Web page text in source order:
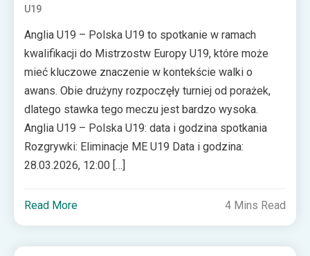
U19
Anglia U19 – Polska U19 to spotkanie w ramach
kwalifikacji do Mistrzostw Europy U19, które może
mieć kluczowe znaczenie w kontekście walki o
awans. Obie drużyny rozpoczęły turniej od porażek,
dlatego stawka tego meczu jest bardzo wysoka.
Anglia U19 – Polska U19: data i godzina spotkania
Rozgrywki: Eliminacje ME U19 Data i godzina:
28.03.2026, 12:00 […]
Read More 4 Mins Read